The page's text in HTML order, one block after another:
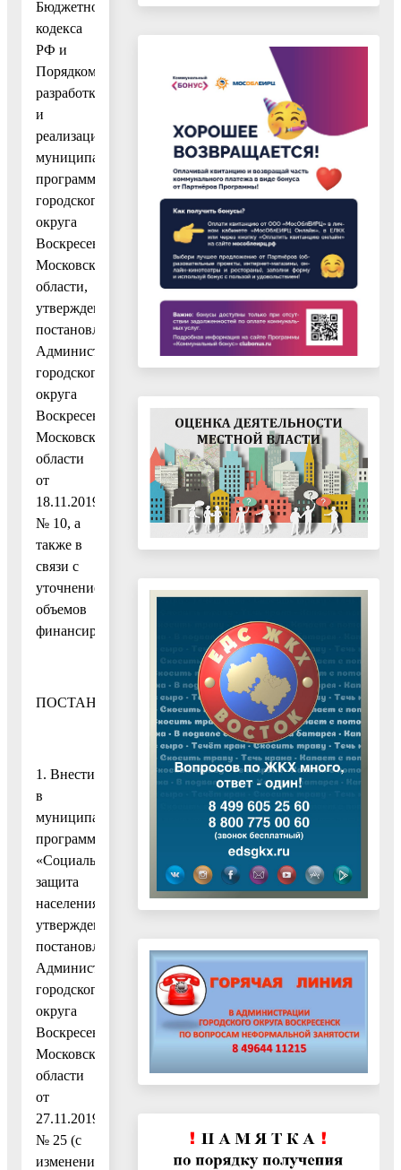
Бюджетного
кодекса
РФ и
Порядком
разработки
и
реализации
муниципальных
программ
городского
округа
Воскресенск
Московской
области,
утвержденным
постановлением
Администрации
городского
округа
Воскресенск
Московской
области
от
18.11.2019
№ 10, а
также в
связи с
уточнением
объемов
финансирования
ПОСТАНОВЛЯЮ:
1. Внести
в
муниципальную
программу
«Социальная
защита
населения»,
утвержденную
постановлением
Администрации
городского
округа
Воскресенск
Московской
области
от
27.11.2019
№ 25 (с
изменениями